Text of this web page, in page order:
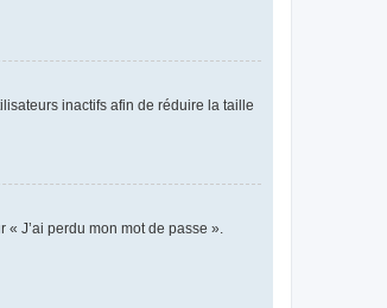
inactifs afin de réduire la taille
J’ai perdu mon mot de passe ».